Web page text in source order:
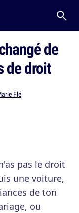
de
de droit
Flé
pas le droit
une voiture,
de ton
ou